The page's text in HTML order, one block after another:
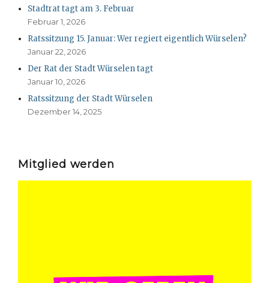
Stadtrat tagt am 3. Februar
Februar 1, 2026
Ratssitzung 15. Januar: Wer regiert eigentlich Würselen?
Januar 22, 2026
Der Rat der Stadt Würselen tagt
Januar 10, 2026
Ratssitzung der Stadt Würselen
Dezember 14, 2025
Mitglied werden